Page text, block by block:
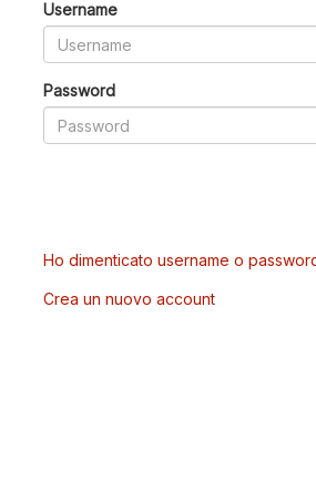
Username
Password
Ho dimenticato username o
Crea un nuovo account